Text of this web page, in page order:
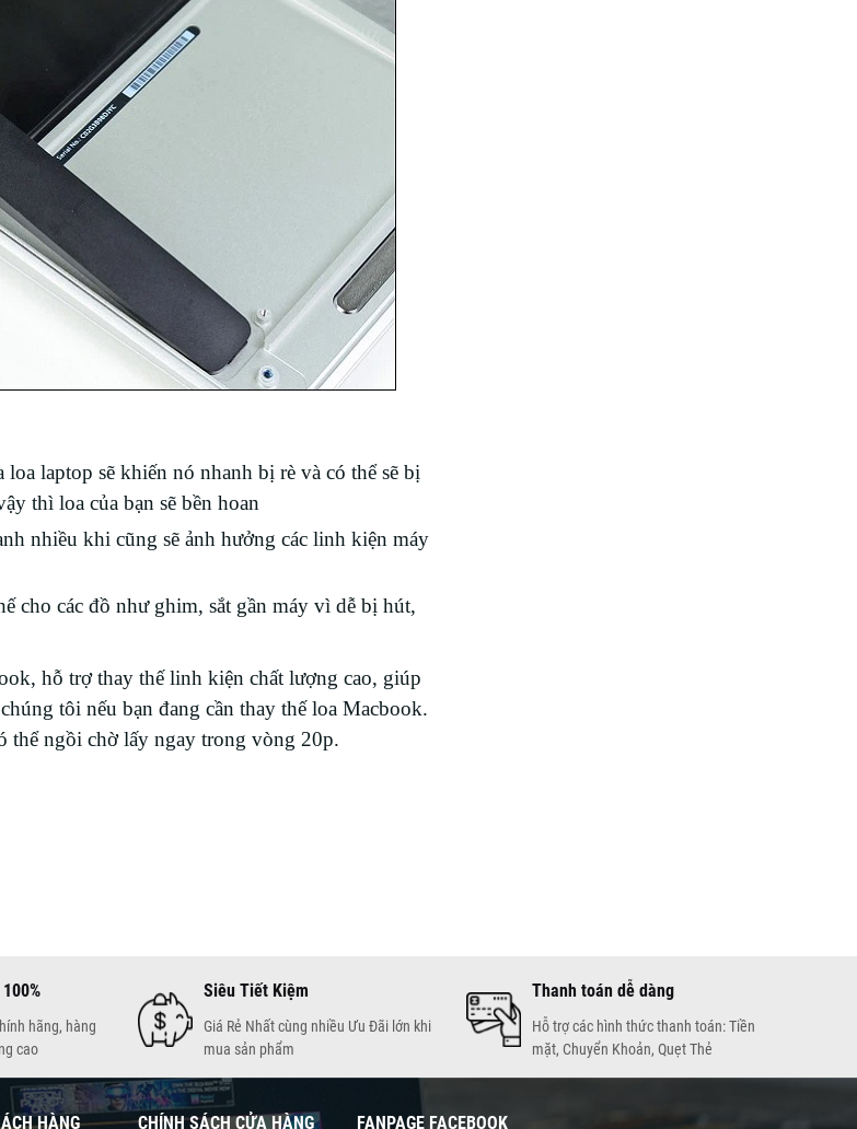
laptop sẽ khiến nó nhanh bị rè và có thể sẽ bị
thì loa của bạn sẽ bền hoan
nhiều khi cũng sẽ ảnh hưởng các linh kiện máy
cho các đồ như ghim, sắt gần máy vì dễ bị hút,
hỗ trợ thay thế linh kiện chất lượng cao, giúp
tôi nếu bạn đang cần thay thế loa Macbook.
thể ngồi chờ lấy ngay trong vòng 20p.
hãng, hàng
cao
Siêu Tiết Kiệm
Giá Rẻ Nhất cùng nhiều Ưu Đãi lớn khi
mua sản phẩm
Thanh toán dễ dàng
Hỗ trợ các hình thức thanh toán: Tiền
mặt, Chuyển Khoản, Quẹt Thẻ
HÀNG CHÍNH SÁCH CỬA HÀNG FANPAGE FACEBOOK